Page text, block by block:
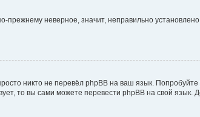
прежнему неверное, значит, неправильно
никто не перевёл phpBB на ваш язык.
то вы сами можете перевести phpBB на свой